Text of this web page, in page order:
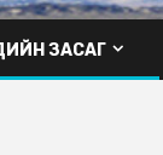
ЗАСАГ